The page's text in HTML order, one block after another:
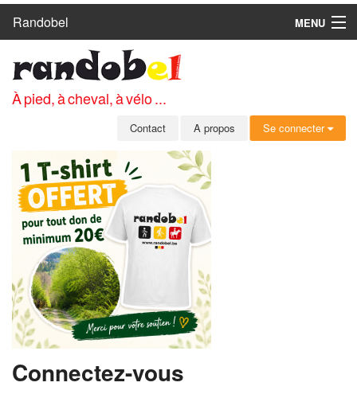
Randobel
MENU
CIRCUITS
CLUBS
MEMBRES
SE CONNECTER
INSCRIPTION GRATUITE
MOT DE PASSE OUBLIÉ
À pied, à cheval, à vélo ...
Contact A propos Se connecter
Connectez-vous